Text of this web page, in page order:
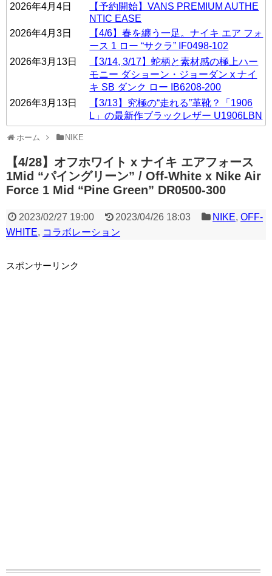
2026年4月4日
【予約開始】VANS PREMIUM AUTHE
NTIC EASE
2026年4月3日
【4/6】春を纏う一足。ナイキ エア フォ
ース 1 ロー “サクラ” IF0498-102
2026年3月13日
【3/14, 3/17】蛇柄と素材感の極上ハー
モニー ダショーン・ジョーダン x ナイ
キ SB ダンク ロー IB6208-200
2026年3月13日
【3/13】究極の“走れる”革靴？「1906
L」の最新作ブラックレザー U1906LBN
ホーム NIKE
【4/28】オフホワイト x ナイキ エアフォース
1Mid “パイングリーン” / Off-White x Nike Air
Force 1 Mid “Pine Green” DR0500-300
2023/02/27 19:00 2023/04/26 18:03 NIKE,OFF-
WHITE, コラボレーション
スポンサーリンク